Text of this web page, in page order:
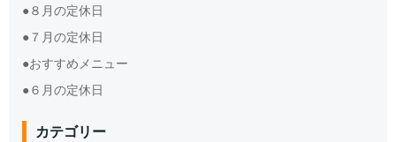
●８月の定休日
●７月の定休日
●おすすめメニュー
●６月の定休日
カテゴリー